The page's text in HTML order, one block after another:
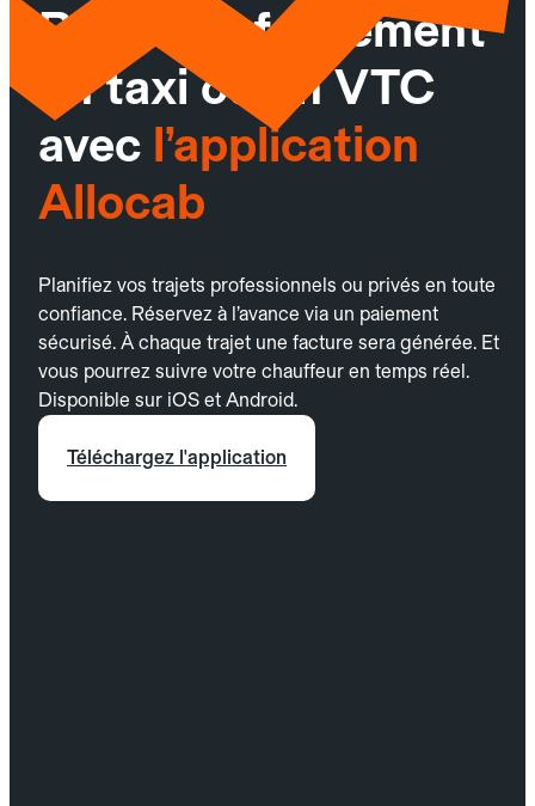
Réservez facilement
un taxi ou un VTC
avec l’application
Allocab
Planifiez vos trajets professionnels ou privés en toute
confiance. Réservez à l’avance via un paiement
sécurisé. À chaque trajet une facture sera générée. Et
vous pourrez suivre votre chauffeur en temps réel.
Disponible sur iOS et Android.
Téléchargez l'application